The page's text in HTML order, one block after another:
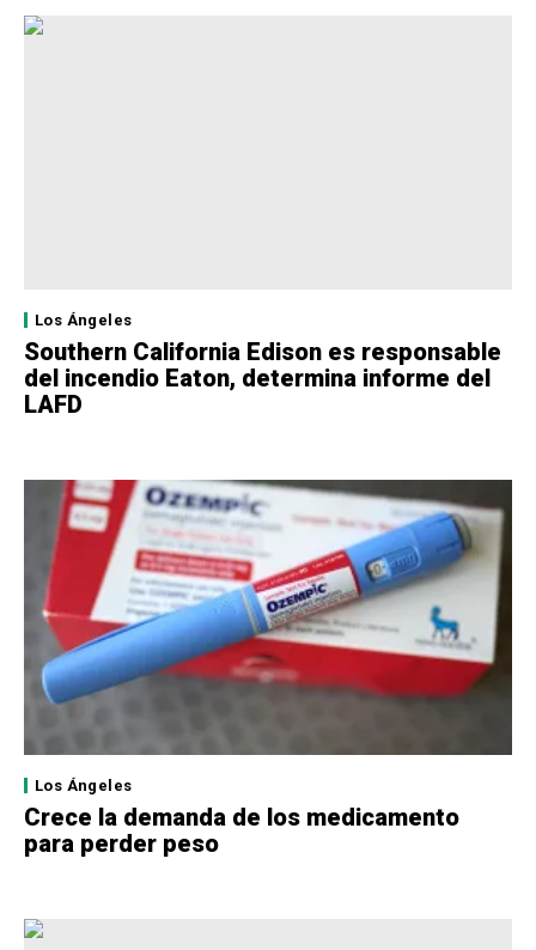
Los Ángeles
Southern California Edison es responsable
del incendio Eaton, determina informe del
LAFD
Los Ángeles
Crece la demanda de los medicamento
para perder peso